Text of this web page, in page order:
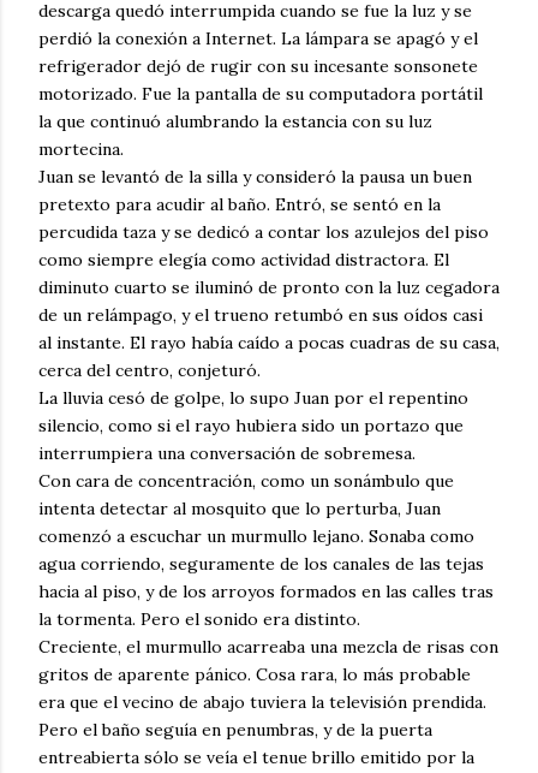
descarga quedó interrumpida cuando se fue la luz y se
perdió la conexión a Internet. La lámpara se apagó y el
refrigerador dejó de rugir con su incesante sonsonete
motorizado. Fue la pantalla de su computadora portátil
la que continuó alumbrando la estancia con su luz
mortecina.
Juan se levantó de la silla y consideró la pausa un buen
pretexto para acudir al baño. Entró, se sentó en la
percudida taza y se dedicó a contar los azulejos del piso
como siempre elegía como actividad distractora. El
diminuto cuarto se iluminó de pronto con la luz cegadora
de un relámpago, y el trueno retumbó en sus oídos casi
al instante. El rayo había caído a pocas cuadras de su casa,
cerca del centro, conjeturó.
La lluvia cesó de golpe, lo supo Juan por el repentino
silencio, como si el rayo hubiera sido un portazo que
interrumpiera una conversación de sobremesa.
Con cara de concentración, como un sonámbulo que
intenta detectar al mosquito que lo perturba, Juan
comenzó a escuchar un murmullo lejano. Sonaba como
agua corriendo, seguramente de los canales de las tejas
hacia al piso, y de los arroyos formados en las calles tras
la tormenta. Pero el sonido era distinto.
Creciente, el murmullo acarreaba una mezcla de risas con
gritos de aparente pánico. Cosa rara, lo más probable
era que el vecino de abajo tuviera la televisión prendida.
Pero el baño seguía en penumbras, y de la puerta
entreabierta sólo se veía el tenue brillo emitido por la